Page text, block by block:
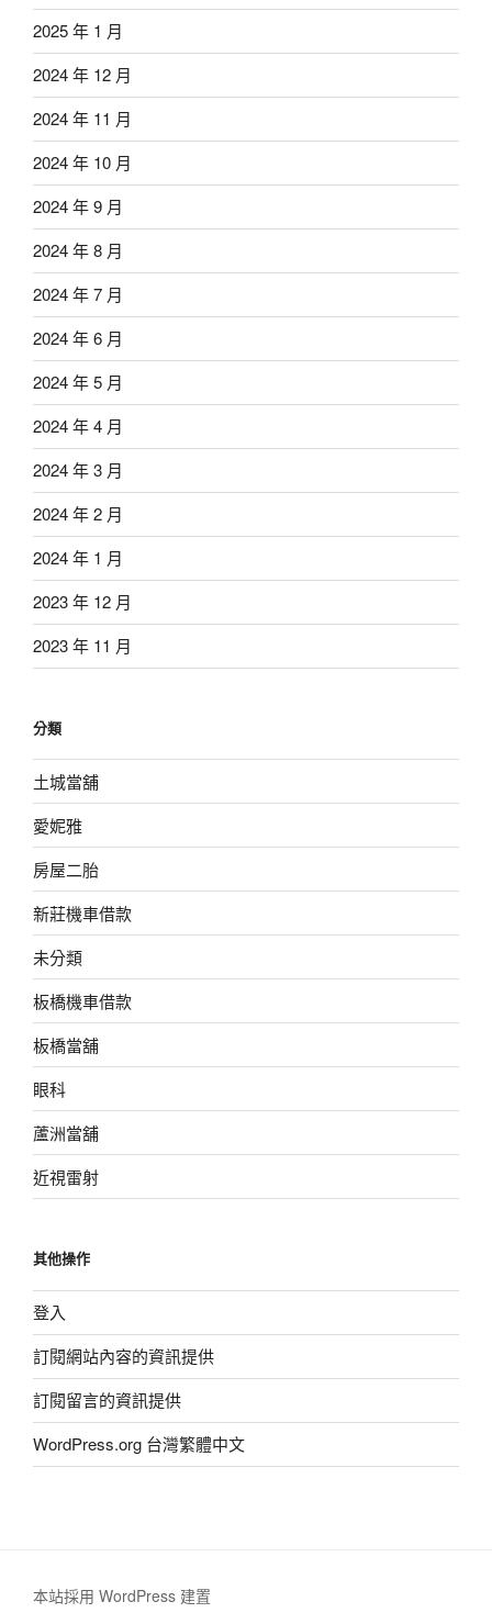
2025 年 1 月
2024 年 12 月
2024 年 11 月
2024 年 10 月
2024 年 9 月
2024 年 8 月
2024 年 7 月
2024 年 6 月
2024 年 5 月
2024 年 4 月
2024 年 3 月
2024 年 2 月
2024 年 1 月
2023 年 12 月
2023 年 11 月
分類
土城當舖
愛妮雅
房屋二胎
新莊機車借款
未分類
板橋機車借款
板橋當舖
眼科
蘆洲當舖
近視雷射
其他操作
登入
訂閱網站內容的資訊提供
訂閱留言的資訊提供
WordPress.org 台灣繁體中文
本站採用 WordPress 建置